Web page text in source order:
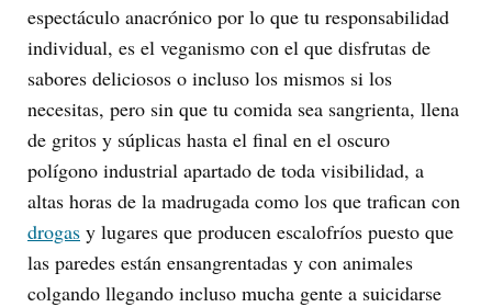
espectáculo anacrónico por lo que tu responsabilidad
individual, es el veganismo con el que disfrutas de
sabores deliciosos o incluso los mismos si los
necesitas, pero sin que tu comida sea sangrienta, llena
de gritos y súplicas hasta el final en el oscuro
polígono industrial apartado de toda visibilidad, a
altas horas de la madrugada como los que trafican con
drogas y lugares que producen escalofríos puesto que
las paredes están ensangrentadas y con animales
colgando llegando incluso mucha gente a suicidarse